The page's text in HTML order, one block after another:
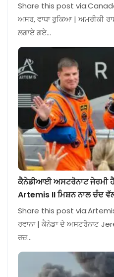
Share this post
ਅਸਰ, ਵਾਧਾ ਰੁਕਿਆ | ਅਮਰੀਕੀ
ਲਗਾਏ ਗਏ…
ਕੈਨੇਡੀਆਈ ਅਸਟਰੋਨਾਟ ਜੇਰਮੀ
Artemis II ਮਿਸ਼ਨ ਨਾਲ ਚੰਦ
Share this post
ਰਵਾਨਾ | ਕੈਨੇਡਾ ਦੇ ਅਸਟਰੋਨਾਟ
ਰਚ…